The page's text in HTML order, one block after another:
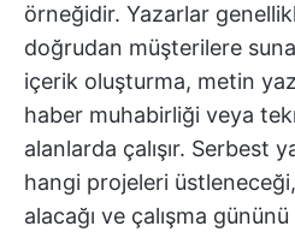
örneğidir. Yazarlar
doğrudan müşterilere
içerik oluşturma, metin
haber muhabirliği veya
alanlarda çalışır. Serbest
hangi projeleri
alacağı ve çalışma gününü